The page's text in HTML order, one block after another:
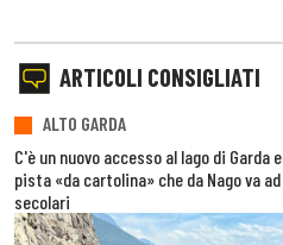
ARTICOLI CONSIGLIATI
ALTO GARDA
C'è un nuovo accesso al lago di
pista «da cartolina» che da Nago va
secolari